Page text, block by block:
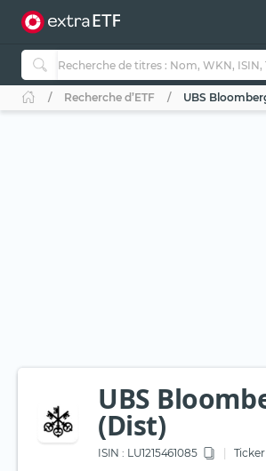
Recherche d’ETF UBS
UBS
(Dist)
ISIN : LU1215461085 Ticker